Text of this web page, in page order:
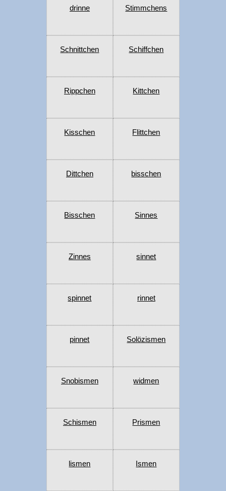
drinne Stimmchens
Schnittchen Schiffchen
Rippchen Kittchen
Kisschen Flittchen
Dittchen bisschen
Bisschen Sinnes
Zinnes sinnet
spinnet rinnet
pinnet Solözismen
Snobismen widmen
Schismen Prismen
lismen Ismen